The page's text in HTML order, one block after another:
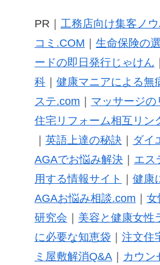
PR｜ 工務店向け集客ノ
コミ.COM
生命保険の
ードの即日発行じゃけん
科｜ 健康マニアによる無
ステ.com
マッサージの
住宅リフォーム相互リン
英語上達の秘訣 ダイ
AGAでお悩み解決｜ エス
用する情報サイト
健康
AGAお悩み相談.com
女
研究会
美容と健康女性
に必要な知恵袋
注文住
ミ屋敷解消Q&A｜ カウン